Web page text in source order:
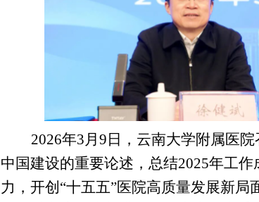
2026年3月 9 日，云南大学附属医院
中国建设的重要论述，总结2025年工作
力，开创“十五五”医院高质量发展新